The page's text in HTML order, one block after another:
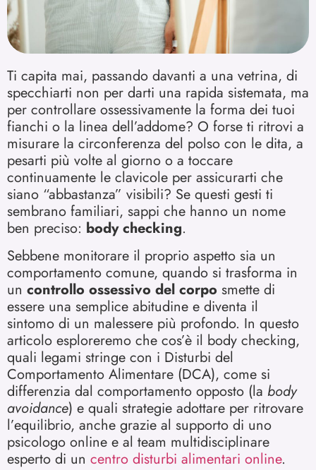
Ti capita mai, passando davanti a una vetrina, di
specchiarti non per darti una rapida sistemata, ma
per controllare ossessivamente la forma dei tuoi
fianchi o la linea dell’addome? O forse ti ritrovi a
misurare la circonferenza del polso con le dita, a
pesarti più volte al giorno o a toccare
continuamente le clavicole per assicurarti che
siano “abbastanza” visibili? Se questi gesti ti
sembrano familiari, sappi che hanno un nome
ben preciso: body checking.
Sebbene monitorare il proprio aspetto sia un
comportamento comune, quando si trasforma in
un controllo ossessivo del corpo smette di
essere una semplice abitudine e diventa il
sintomo di un malessere più profondo. In questo
articolo esploreremo che cos’è il body checking,
quali legami stringe con i Disturbi del
Comportamento Alimentare (DCA), come si
differenzia dal comportamento opposto (la body
avoidance) e quali strategie adottare per ritrovare
l’equilibrio, anche grazie al supporto di uno
psicologo online e al team multidisciplinare
esperto di un centro disturbi alimentari online.